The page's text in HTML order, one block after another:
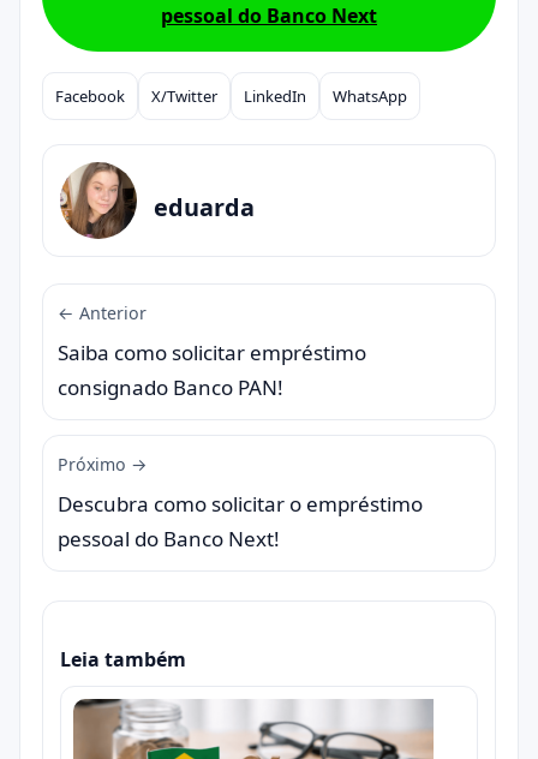
pessoal do Banco Next
Compartilhar
Facebook X/Twitter LinkedIn WhatsApp
eduarda
← Anterior
Saiba como solicitar empréstimo
consignado Banco PAN!
Próximo →
Descubra como solicitar o empréstimo
pessoal do Banco Next!
Leia também